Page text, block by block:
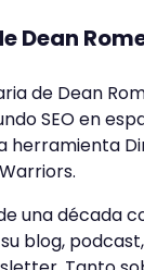
Dean
de Dean
SEO en
herramienta
una década
blog,